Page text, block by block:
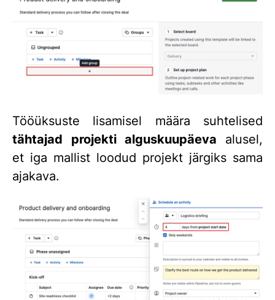
Tööüksuste lisamisel määra suhtelised
tähtajad
projekti alguskuupäeva alusel,
et iga mallist loodud projekt järgiks sama
ajakava.